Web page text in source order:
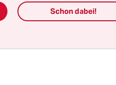
Schon dabei!